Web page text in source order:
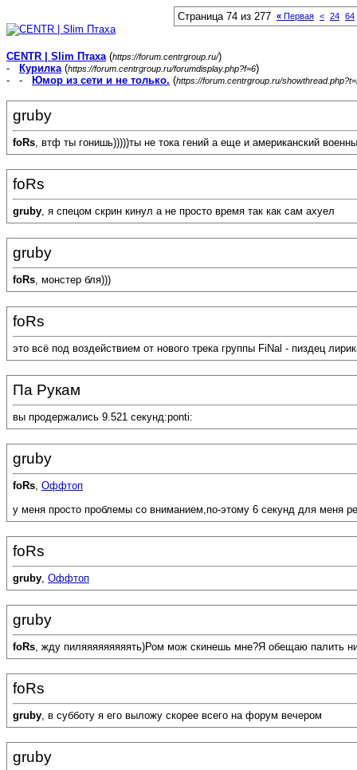
Страница 74 из 277 « Первая < 24 64
CENTR | Slim Птаха(https://forum.centrgroup.ru/)
-
Курилка(https://forum.centrgroup.ru/forumdisplay.php?f=6)
- -
Юмор из сети и не только. (https://forum.centrgroup.ru/
gruby
foRs, втф ты гонишь)))))ты не тока гений а еще и американский
foRs
gruby, я спецом скрин кинул а не просто время так как сам ахуел
gruby
foRs, монстер бля)))
foRs
это всё под воздействием от нового трека группы FiNal - пиздец
Па Рукам
вы продержались 9.521 секунд:ponti:
gruby
foRs, Оффтоп
у меня просто проблемы со вниманием,по-этому 6 секунд для меня
foRs
gruby, Оффтоп
gruby
foRs, жду пиляяяяяяяяять)Ром мож скинешь мне?Я обещаю палить
foRs
gruby, в субботу я его выложу скорее всего на форум вечером
gruby